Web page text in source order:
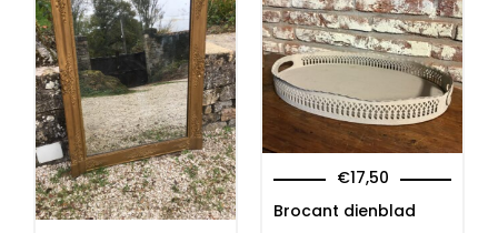
€17,50
Brocant dienblad